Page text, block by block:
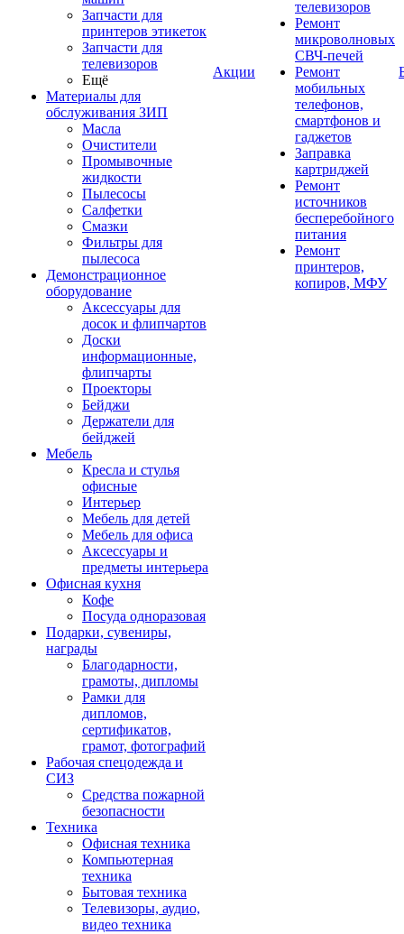
Запчасти для
принтеров этикеток
Запчасти для
телевизоров
Ещё
Материалы для
обслуживания ЗИП
Масла
Очистители
Промывочные
жидкости
Пылесосы
Салфетки
Смазки
Фильтры для
пылесоса
Демонстрационное
оборудование
Аксессуары для
досок и флипчартов
Доски
информационные,
флипчарты
Проекторы
Бейджи
Держатели для
бейджей
Мебель
Кресла и стулья
офисные
Интерьер
Мебель для детей
Мебель для офиса
Аксессуары и
предметы интерьера
Офисная кухня
Кофе
Посуда одноразовая
Подарки, сувениры,
награды
Благодарности,
грамоты, дипломы
Рамки для
дипломов,
сертификатов,
грамот, фотографий
Рабочая спецодежда и
СИЗ
Средства пожарной
безопасности
Техника
Офисная техника
Компьютерная
техника
Бытовая техника
Телевизоры, аудио,
видео техника
Акции
телевизоров
Ремонт
микроволновых
СВЧ-печей
Ремонт
мобильных
телефонов,
смартфонов и
гаджетов
Заправка
картриджей
Ремонт
источников
бесперебойного
питания
Ремонт
принтеров,
копиров, МФУ